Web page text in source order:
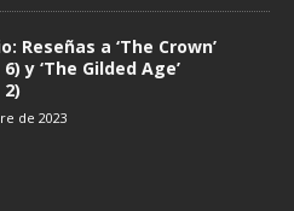
Reseñas a ‘The Crown’
y ‘The Gilded Age’
de 2023